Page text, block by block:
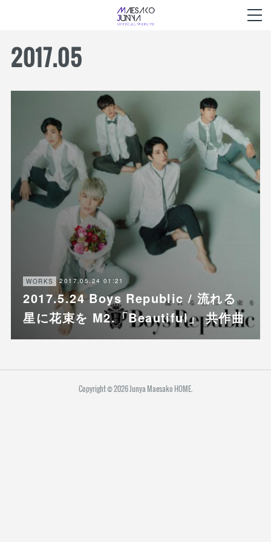
2017.05
WORKS 2017.05.24 01:21
2017.5.24 Boys Republic / 流れる
星に花束を M2.「Beautiful」 共作曲
Copyright ©2026Junya Maesako HOME.